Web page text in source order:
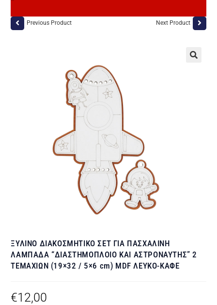
Previous Product Next Product
ΞΥΛΙΝΟ ΔΙΑΚΟΣΜΗΤΙΚΟ ΣΕΤ ΓΙΑ ΠΑΣΧΑΛΙΝΗ
ΛΑΜΠΑΔΑ “ΔΙΑΣΤΗΜΟΠΛΟΙΟ ΚΑΙ ΑΣΤΡΟΝΑΥΤHΣ” 2
ΤΕΜΑΧΙΩΝ (19×32 / 5×6 cm) MDF ΛΕΥΚΟ-ΚΑΦΕ
€12,00